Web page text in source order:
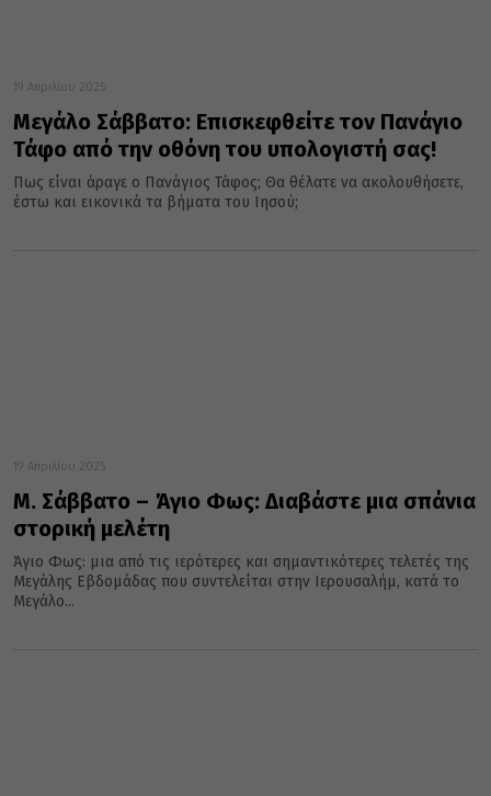
19 Απριλίου 2025
Μεγάλο Σάββατο: Επισκεφθείτε τον Πανάγιο
Τάφο από την οθόνη του υπολογιστή σας!
Πως είναι άραγε ο Πανάγιος Τάφος; Θα θέλατε να ακολουθήσετε,
έστω και εικονικά τα βήματα του Ιησού;
19 Απριλίου 2025
Μ. Σάββατο – Άγιο Φως: Διαβάστε μια σπάνια
στορική μελέτη
Άγιο Φως: μια από τις ιερότερες και σημαντικότερες τελετές της
Μεγάλης Εβδομάδας που συντελείται στην Ιερουσαλήμ, κατά το
Μεγάλο...